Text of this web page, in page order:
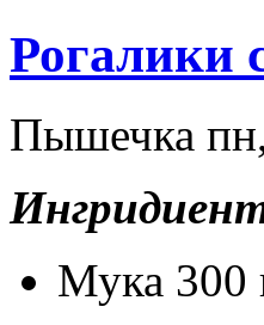
Рогалики
Пышечка
Мука 300